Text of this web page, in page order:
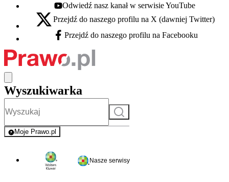
Youtube - otwiera się w nowej karcie
Odwiedź nasz kanał w serwisie YouTube
X - otwiera się w nowej karcie
Przejdź do naszego profilu na X (dawniej Twitter)
Facebook - otwiera się w nowej karcie
Przejdź do naszego profilu na Facebooku
Wyszukiwarka
Szukaj
Moje Prawo.pl
- rejestracja i logowanie do serwisu
Nasze serwisy